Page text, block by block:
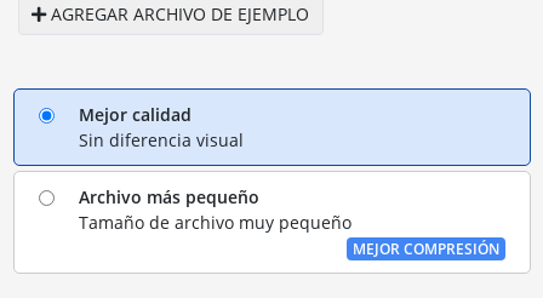
AGREGAR ARCHIVO DE EJEMPLO
Mejor calidad
Sin diferencia visual
Archivo más pequeño
Tamaño de archivo muy pequeño
MEJOR COMPRESIÓN